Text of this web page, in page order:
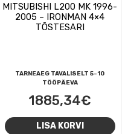
MITSUBISHI L200 MK 1996-
2005 – IRONMAN 4×4
TÕSTESARI
TARNEAEG TAVALISELT 5-10
TÖÖPÄEVA
1885,34€
LISA KORVI